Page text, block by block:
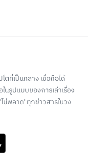
ตที่เป็นกลาง เชื่อถือได้
นรูปแบบของการเล่าเรื่อง
ม่พลาด' ทุกข่าวสารในวง